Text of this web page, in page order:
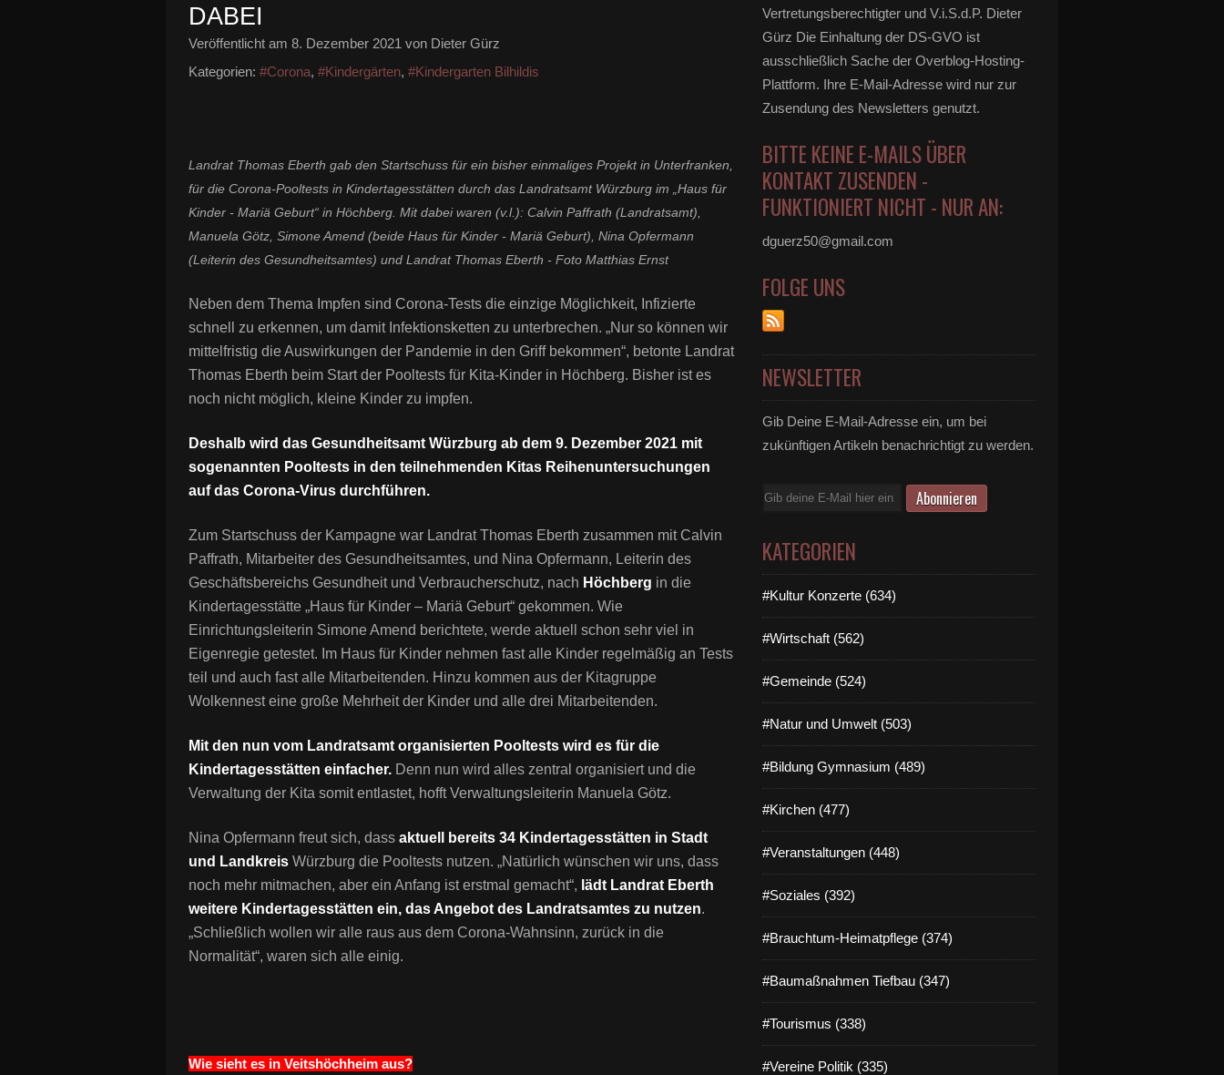
DABEI
Veröffentlicht am 8. Dezember 2021 von Dieter Gürz
Kategorien: #Corona, #Kindergärten, #Kindergarten Bilhildis
Landrat Thomas Eberth gab den Startschuss für ein bisher einmaliges Projekt in Unterfranken,
für die Corona-Pooltests in Kindertagesstätten durch das Landratsamt Würzburg im „Haus für
Kinder - Mariä Geburt“ in Höchberg. Mit dabei waren (v.l.): Calvin Paffrath (Landratsamt),
Manuela Götz, Simone Amend (beide Haus für Kinder - Mariä Geburt), Nina Opfermann
(Leiterin des Gesundheitsamtes) und Landrat Thomas Eberth - Foto Matthias Ernst
Neben dem Thema Impfen sind Corona-Tests die einzige Möglichkeit, Infizierte
schnell zu erkennen, um damit Infektionsketten zu unterbrechen. „Nur so können wir
mittelfristig die Auswirkungen der Pandemie in den Griff bekommen“, betonte Landrat
Thomas Eberth beim Start der Pooltests für Kita-Kinder in Höchberg. Bisher ist es
noch nicht möglich, kleine Kinder zu impfen.
Deshalb wird das Gesundheitsamt Würzburg ab dem 9. Dezember 2021 mit
sogenannten Pooltests in den teilnehmenden Kitas Reihenuntersuchungen
auf das Corona-Virus durchführen.
Zum Startschuss der Kampagne war Landrat Thomas Eberth zusammen mit Calvin
Paffrath, Mitarbeiter des Gesundheitsamtes, und Nina Opfermann, Leiterin des
Geschäftsbereichs Gesundheit und Verbraucherschutz, nach Höchberg in die
Kindertagesstätte „Haus für Kinder – Mariä Geburt“ gekommen. Wie
Einrichtungsleiterin Simone Amend berichtete, werde aktuell schon sehr viel in
Eigenregie getestet. Im Haus für Kinder nehmen fast alle Kinder regelmäßig an Tests
teil und auch fast alle Mitarbeitenden. Hinzu kommen aus der Kitagruppe
Wolkennest eine große Mehrheit der Kinder und alle drei Mitarbeitenden.
Mit den nun vom Landratsamt organisierten Pooltests wird es für die
Kindertagesstätten einfacher. Denn nun wird alles zentral organisiert und die
Verwaltung der Kita somit entlastet, hofft Verwaltungsleiterin Manuela Götz.
Nina Opfermann freut sich, dass aktuell bereits 34 Kindertagesstätten in Stadt
und Landkreis Würzburg die Pooltests nutzen. „Natürlich wünschen wir uns, dass
noch mehr mitmachen, aber ein Anfang ist erstmal gemacht“, lädt Landrat Eberth
weitere Kindertagesstätten ein, das Angebot des Landratsamtes zu nutzen.
„Schließlich wollen wir alle raus aus dem Corona-Wahnsinn, zurück in die
Normalität“, waren sich alle einig.
Wie sieht es in Veitshöchheim aus?
Vertretungsberechtigter und V.i.S.d.P. Dieter
Gürz Die Einhaltung der DS-GVO ist
ausschließlich Sache der Overblog-Hosting-
Plattform. Ihre E-Mail-Adresse wird nur zur
Zusendung des Newsletters genutzt.
BITTE KEINE E-MAILS ÜBER
KONTAKT ZUSENDEN -
FUNKTIONIERT NICHT - NUR AN:
dguerz50@gmail.com
FOLGE UNS
NEWSLETTER
Gib Deine E-Mail-Adresse ein, um bei
zukünftigen Artikeln benachrichtigt zu werden.
E-
KATEGORIEN
#Kultur Konzerte (634)
#Wirtschaft (562)
#Gemeinde (524)
#Natur und Umwelt (503)
#Bildung Gymnasium (489)
#Kirchen (477)
#Veranstaltungen (448)
#Soziales (392)
#Brauchtum-Heimatpflege (374)
#Baumaßnahmen Tiefbau (347)
#Tourismus (338)
#Vereine Politik (335)